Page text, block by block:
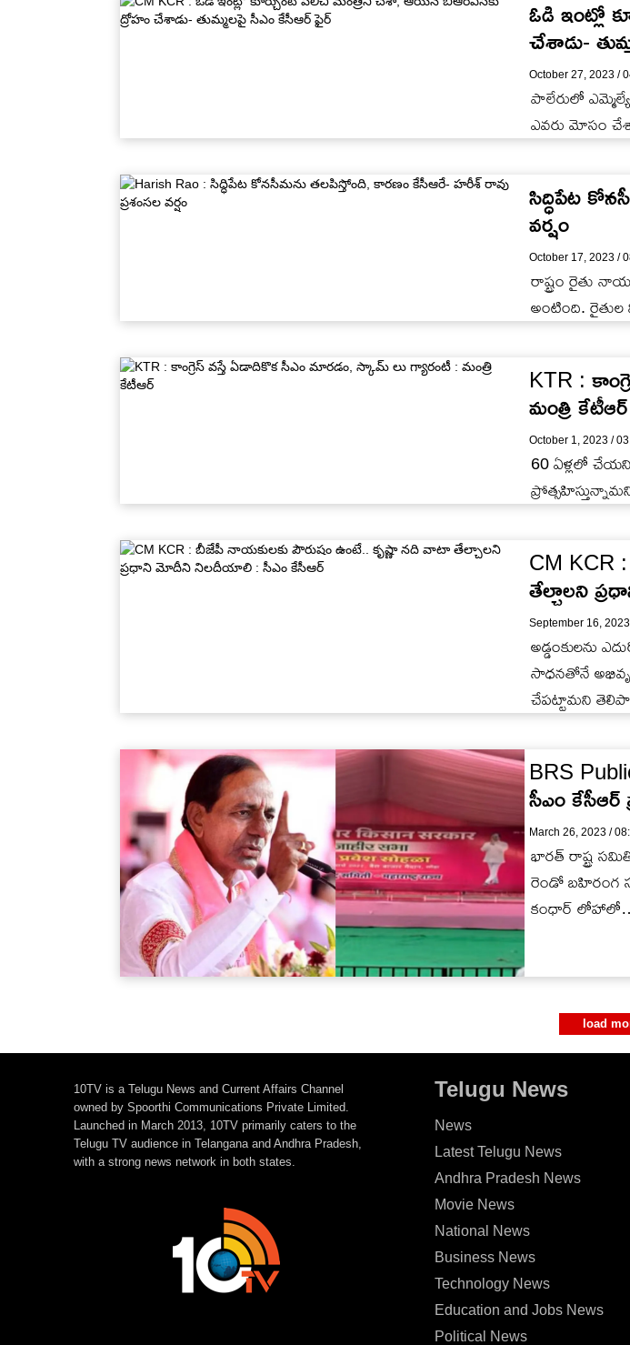
ఓడి ఇంట్లో
చేశాడు-
October 27, 2023 /
పాలేరులో ఎమ్మెల్యే
ఎవరు మోసం
సిద్ధిపేట
వర్షం
October 17, 2023 /
రాష్ట్రం రైతు
అంటింది. రైతుల
KTR :
మంత్రి కేటీఆర్
October 1, 2023 /
60 ఏళ్లలో
CM KCR
తేల్చాలని
September 16,
అడ్డంకులను
సాధనతోనే
చేపట్టామని
BRS
సీఎం కేసీఆర్
March 26, 2023 /
భారత్ రాష్ట్ర
రెండో బహిరంగ
కంధార్
load
10TV is a Telugu News and Current Affairs Channel
owned by Spoorthi Communications Private Limited.
Launched in March 2013, 10TV primarily caters to the
Telugu TV audience in Telangana and Andhra Pradesh,
with a strong news network in both states.
Telugu News
News
Latest Telugu News
Andhra Pradesh News
Movie News
National News
Business News
Technology News
Education and Jobs News
Political News